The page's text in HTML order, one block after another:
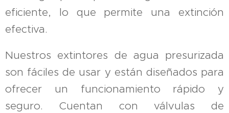
eficiente, lo que permite una extinción
efectiva.
Nuestros extintores de agua presurizada
son fáciles de usar y están diseñados para
ofrecer un funcionamiento rápido y
seguro. Cuentan con válvulas de